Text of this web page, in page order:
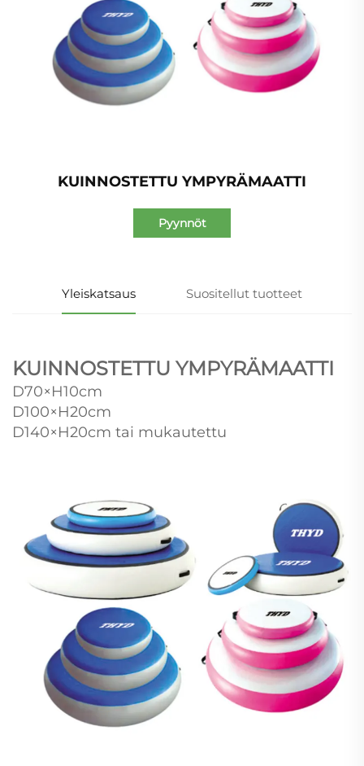
KUINNOSTETTU YMPYRÄMAATTI
Pyynnöt
Yleiskatsaus Suositellut tuotteet
KUINNOSTETTU YMPYRÄMAATTI
D70×H10cm
D100×H20cm
D140×H20cm tai mukautettu